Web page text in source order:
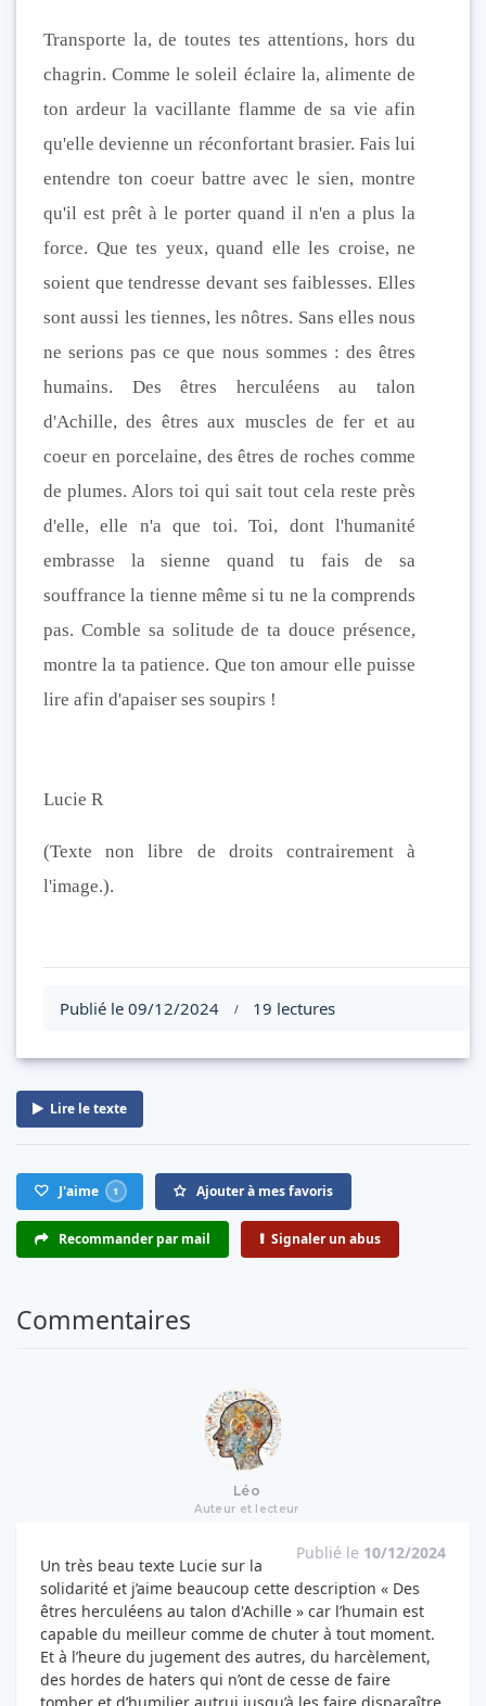
Transporte la, de toutes tes attentions, hors du
chagrin. Comme le soleil éclaire la, alimente de
ton ardeur la vacillante flamme de sa vie afin
qu'elle devienne un réconfortant brasier. Fais lui
entendre ton coeur battre avec le sien, montre
qu'il est prêt à le porter quand il n'en a plus la
force. Que tes yeux, quand elle les croise, ne
soient que tendresse devant ses faiblesses. Elles
sont aussi les tiennes, les nôtres. Sans elles nous
ne serions pas ce que nous sommes : des êtres
humains. Des êtres herculéens au talon
d'Achille, des êtres aux muscles de fer et au
coeur en porcelaine, des êtres de roches comme
de plumes. Alors toi qui sait tout cela reste près
d'elle, elle n'a que toi. Toi, dont l'humanité
embrasse la sienne quand tu fais de sa
souffrance la tienne même si tu ne la comprends
pas. Comble sa solitude de ta douce présence,
montre la ta patience. Que ton amour elle puisse
lire afin d'apaiser ses soupirs !
Lucie R
(Texte non libre de droits contrairement à
l'image.).
Publié le 09/12/2024 / 19 lectures
Lire le texte
J'aime 1 Ajouter à mes favoris
Recommander par mail Signaler un abus
Commentaires
Léo
Auteur et lecteur
Publié le 10/12/2024
Un très beau texte Lucie sur la
solidarité et j’aime beaucoup cette description « Des
êtres herculéens au talon d'Achille » car l’humain est
capable du meilleur comme de chuter à tout moment.
Et à l’heure du jugement des autres, du harcèlement,
des hordes de haters qui n’ont de cesse de faire